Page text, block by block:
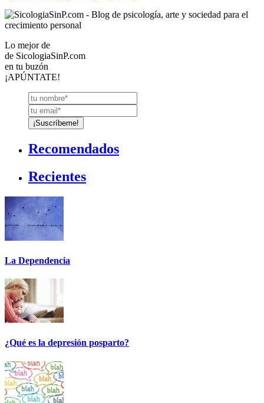
Lo mejor de
de SicologiaSinP.com
en tu buzón
¡APÚNTATE!
Recomendados
Recientes
La Dependencia
¿Qué es la depresión posparto?